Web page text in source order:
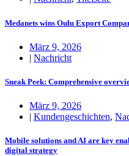
Medanets wins Oulu Export
März 9, 2026
| Nachricht
Sneak Peek: Comprehensive
März 9, 2026
| Kundengeschichten,
Mobile solutions and AI are key
digital strategy